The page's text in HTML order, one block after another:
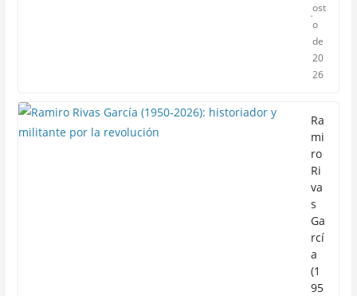
ost
o
de
20
26
Ra
mi
ro
Ri
va
s
Ga
rcí
a
(1
95